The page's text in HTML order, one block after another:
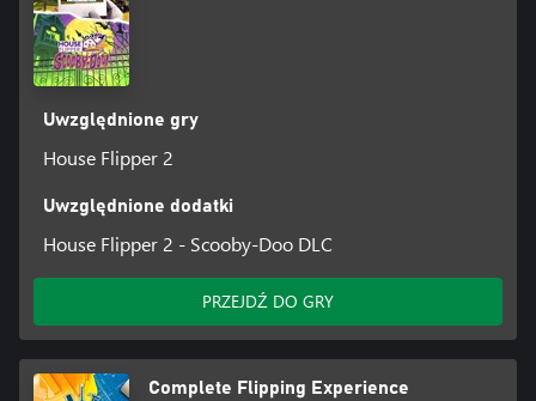
Uwzględnione gry
House Flipper 2
Uwzględnione dodatki
House Flipper 2 - Scooby-Doo DLC
PRZEJDŹ DO GRY
Complete Flipping Experience